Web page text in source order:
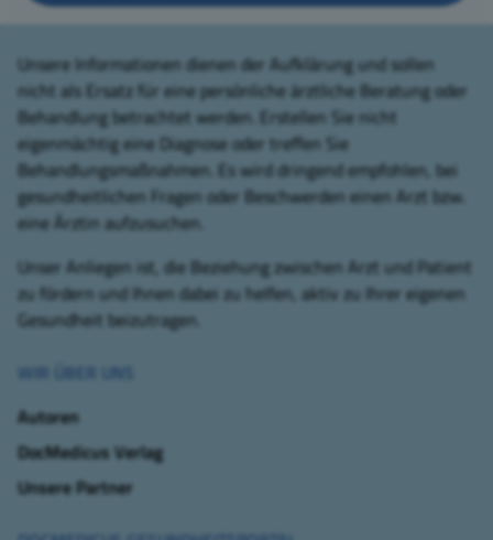
Unsere Informationen dienen der Aufklärung und sollen
nicht als Ersatz für eine persönliche ärztliche Beratung oder
Behandlung betrachtet werden. Erstellen Sie nicht
eigenmächtig eine Diagnose oder treffen Sie
Behandlungsmaßnahmen. Es wird dringend empfohlen, bei
gesundheitlichen Fragen oder Beschwerden einen Arzt bzw.
eine Ärztin aufzusuchen.
Unser Anliegen ist, die Beziehung zwischen Arzt und Patient
zu fördern und Ihnen dabei zu helfen, aktiv zu Ihrer eigenen
Gesundheit beizutragen.
WIR ÜBER UNS
Autoren
DocMedicus Verlag
Unsere Partner